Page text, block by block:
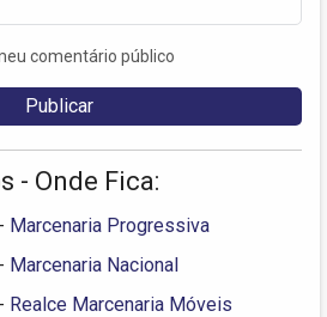
comentário público
- Onde Fica:
- Marcenaria Progressiva
- Marcenaria Nacional
- Realce Marcenaria Móveis